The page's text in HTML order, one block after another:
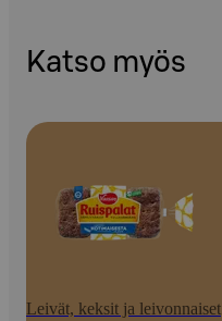
Katso myös
Leivät, keksit ja leivonnaiset